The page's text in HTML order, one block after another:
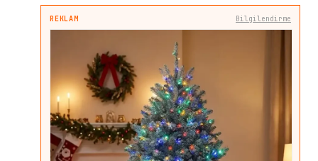
REKLAM Bilgilendirme